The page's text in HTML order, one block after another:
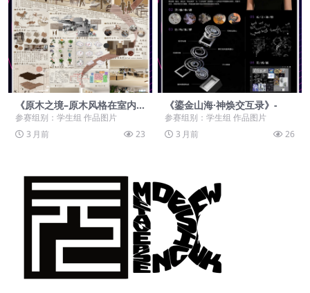
《原木之境–原木风格在室内
空间中的运用》-
参赛组别：学生组 作品图片
3 月前
23
《鎏金山海·神焕交互录》-
参赛组别：学生组 作品图片
3 月前
26